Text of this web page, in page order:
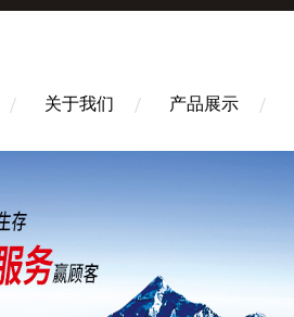
关于我们 产品展示